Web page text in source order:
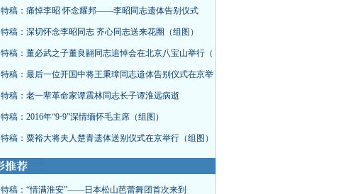
特稿：痛悼李昭 怀念耀邦——李昭同志遗体告别仪式
特稿：深切怀念李昭同志 齐心同志送来花圈（组图）
特稿：董必武之子董良翮同志追悼会在北京八宝山举行（
特稿：最后一位开国中将王秉璋同志遗体告别仪式在京举
特稿：老一辈革命家谭震林同志长子谭淮远病逝
特稿：2016年“9·9”深情缅怀毛主席（组图）
特稿：粟裕大将夫人楚青遗体送别仪式在京举行（组图）
特稿：“情满淮安”——日本松山芭蕾舞团首次来到